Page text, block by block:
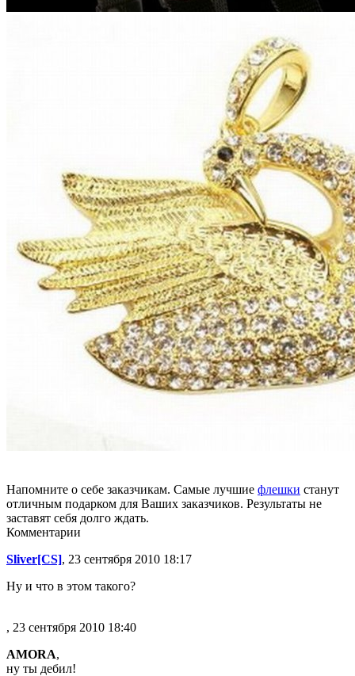
Напомните о себе заказчикам. Самые лучшие флешки станут
отличным подарком для Ваших заказчиков. Результаты не
заставят себя долго ждать.
Комментарии
Sliver[CS], 23 сентября 2010 18:17
Ну и что в этом такого?
, 23 сентября 2010 18:40
AMORA,
ну ты дебил!